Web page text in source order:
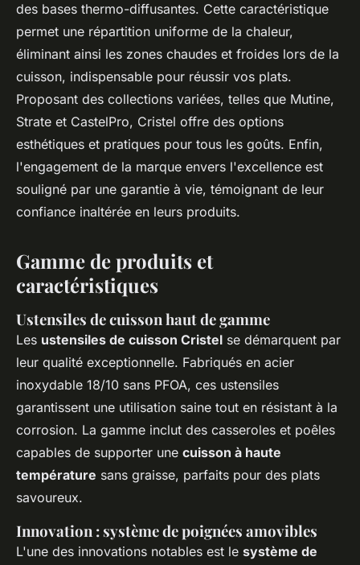
des bases thermo-diffusantes. Cette caractéristique
permet une répartition uniforme de la chaleur,
éliminant ainsi les zones chaudes et froides lors de la
cuisson, indispensable pour réussir vos plats.
Proposant des collections variées, telles que Mutine,
Strate et CastelPro, Cristel offre des options
esthétiques et pratiques pour tous les goûts. Enfin,
l'engagement de la marque envers l'excellence est
souligné par une garantie à vie, témoignant de leur
confiance inaltérée en leurs produits.
Gamme de produits et
caractéristiques
Ustensiles de cuisson haut de gamme
Les ustensiles de cuisson Cristel se démarquent par
leur qualité exceptionnelle. Fabriqués en acier
inoxydable 18/10 sans PFOA, ces ustensiles
garantissent une utilisation saine tout en résistant à la
corrosion. La gamme inclut des casseroles et poêles
capables de supporter une cuisson à haute
température sans graisse, parfaits pour des plats
savoureux.
Innovation : système de poignées amovibles
L'une des innovations notables est le système de